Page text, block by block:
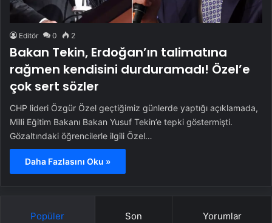
Editör 0 2
Bakan Tekin, Erdoğan’ın talimatına
rağmen kendisini durduramadı! Özel’e
çok sert sözler
CHP lideri Özgür Özel geçtiğimiz günlerde yaptığı açıklamada,
Milli Eğitim Bakanı Bakan Yusuf Tekin’e tepki göstermişti.
Gözaltındaki öğrencilerle ilgili Özel…
Daha Fazlasını Oku »
Popüler Son Yorumlar